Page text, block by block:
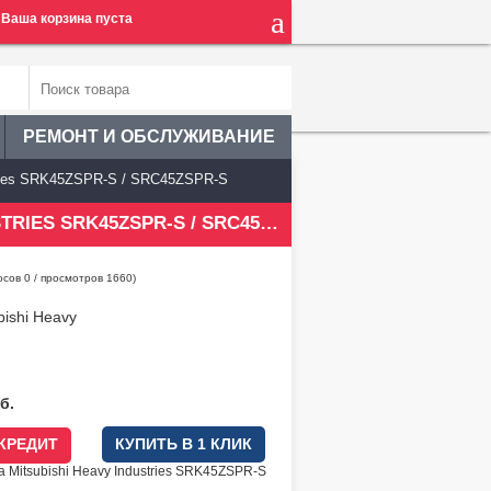
Ваша корзина пуста
РЕМОНТ И ОБСЛУЖИВАНИЕ
SRK45ZSPR-S / SRC45ZSPR-S
ИНВЕРТОРНАЯ СПЛИТ-СИСТЕМА MITSUBISHI HEAVY INDUSTRIES SRK45ZSPR-S / SRC45ZSPR-S
0 / просмотров 1660)
Heavy
КУПИТЬ В 1 КЛИК
Mitsubishi Heavy Industries SRK45ZSPR-S